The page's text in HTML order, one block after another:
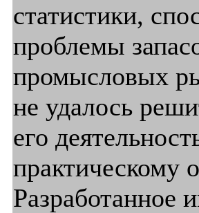
статистики,
проблемы
промысловых
не удалось
его
практическому
Разработанное